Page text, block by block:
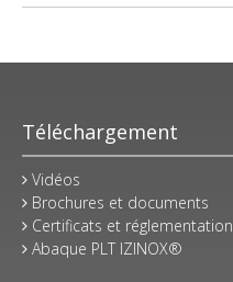
Téléchargement
Vidéos
Brochures et documents
Certificats et réglementation
Abaque PLT IZINOX®